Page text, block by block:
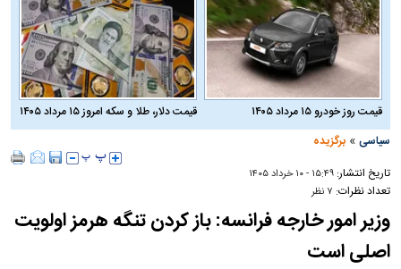
قیمت روز خودرو ۱۵ مرداد ۱۴۰۵
قیمت دلار، طلا و سکه امروز ۱۵ مرداد ۱۴۰۵
سیاسی »برگزیده
تاریخ انتشار:۱۵:۴۹ - ۱۰ خرداد ۱۴۰۵
تعداد نظرات: ۷ نظر
وزیر امور خارجه فرانسه: باز کردن تنگه هرمز اولویت
اصلی است